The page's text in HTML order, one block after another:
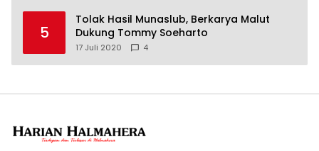
5
Tolak Hasil Munaslub, Berkarya Malut
Dukung Tommy Soeharto
17 Juli 2020 4